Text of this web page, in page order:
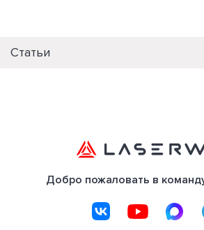
Статьи
Добро пожаловать в команду